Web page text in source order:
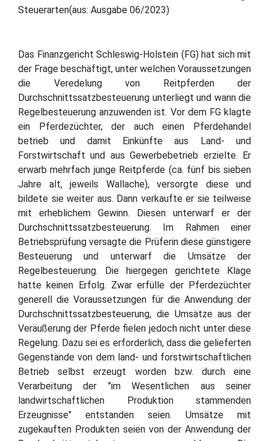
Steuerarten(aus: Ausgabe 06/2023)
Das Finanzgericht Schleswig-Holstein (FG) hat sich mit
der Frage beschäftigt, unter welchen Voraussetzungen
die Veredelung von Reitpferden der
Durchschnittssatzbesteuerung unterliegt und wann die
Regelbesteuerung anzuwenden ist. Vor dem FG klagte
ein Pferdezüchter, der auch einen Pferdehandel
betrieb und damit Einkünfte aus Land- und
Forstwirtschaft und aus Gewerbebetrieb erzielte. Er
erwarb mehrfach junge Reitpferde (ca. fünf bis sieben
Jahre alt, jeweils Wallache), versorgte diese und
bildete sie weiter aus. Dann verkaufte er sie teilweise
mit erheblichem Gewinn. Diesen unterwarf er der
Durchschnittssatzbesteuerung. Im Rahmen einer
Betriebsprüfung versagte die Prüferin diese günstigere
Besteuerung und unterwarf die Umsätze der
Regelbesteuerung. Die hiergegen gerichtete Klage
hatte keinen Erfolg. Zwar erfülle der Pferdezüchter
generell die Voraussetzungen für die Anwendung der
Durchschnittssatzbesteuerung, die Umsätze aus der
Veräußerung der Pferde fielen jedoch nicht unter diese
Regelung. Dazu sei es erforderlich, dass die gelieferten
Gegenstände von dem land- und forstwirtschaftlichen
Betrieb selbst erzeugt worden bzw. durch eine
Verarbeitung der "im Wesentlichen aus seiner
landwirtschaftlichen Produktion stammenden
Erzeugnisse" entstanden seien. Umsätze mit
zugekauften Produkten seien von der Anwendung der